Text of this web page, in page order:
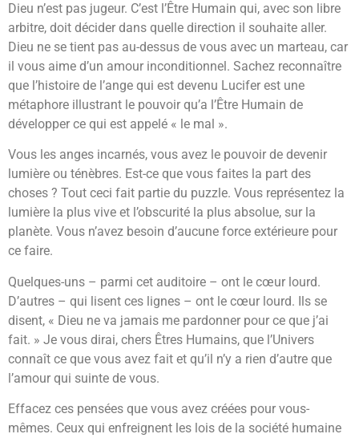
Dieu n’est pas jugeur. C’est l’Être Humain qui, avec son libre
arbitre, doit décider dans quelle direction il souhaite aller.
Dieu ne se tient pas au-dessus de vous avec un marteau, car
il vous aime d’un amour inconditionnel. Sachez reconnaître
que l’histoire de l’ange qui est devenu Lucifer est une
métaphore illustrant le pouvoir qu’a l’Être Humain de
développer ce qui est appelé « le mal ».
Vous les anges incarnés, vous avez le pouvoir de devenir
lumière ou ténèbres. Est-ce que vous faites la part des
choses ? Tout ceci fait partie du puzzle. Vous représentez la
lumière la plus vive et l’obscurité la plus absolue, sur la
planète. Vous n’avez besoin d’aucune force extérieure pour
ce faire.
Quelques-uns – parmi cet auditoire – ont le cœur lourd.
D’autres – qui lisent ces lignes – ont le cœur lourd. Ils se
disent, « Dieu ne va jamais me pardonner pour ce que j’ai
fait. » Je vous dirai, chers Êtres Humains, que l’Univers
connaît ce que vous avez fait et qu’il n’y a rien d’autre que
l’amour qui suinte de vous.
Effacez ces pensées que vous avez créées pour vous-
mêmes. Ceux qui enfreignent les lois de la société humaine